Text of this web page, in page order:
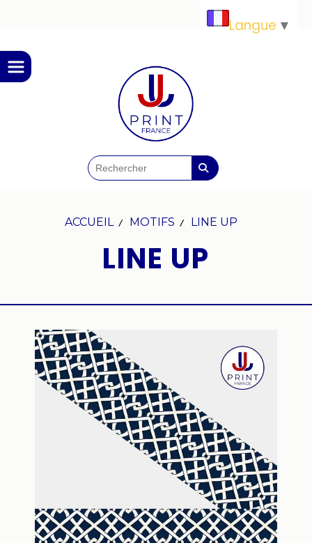
ACCUEIL MOTIFS LINE UP
LINE UP
Langue ▼